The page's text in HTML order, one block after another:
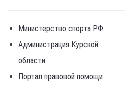
Министерство спорта РФ
Администрация Курской
области
Портал правовой помощи